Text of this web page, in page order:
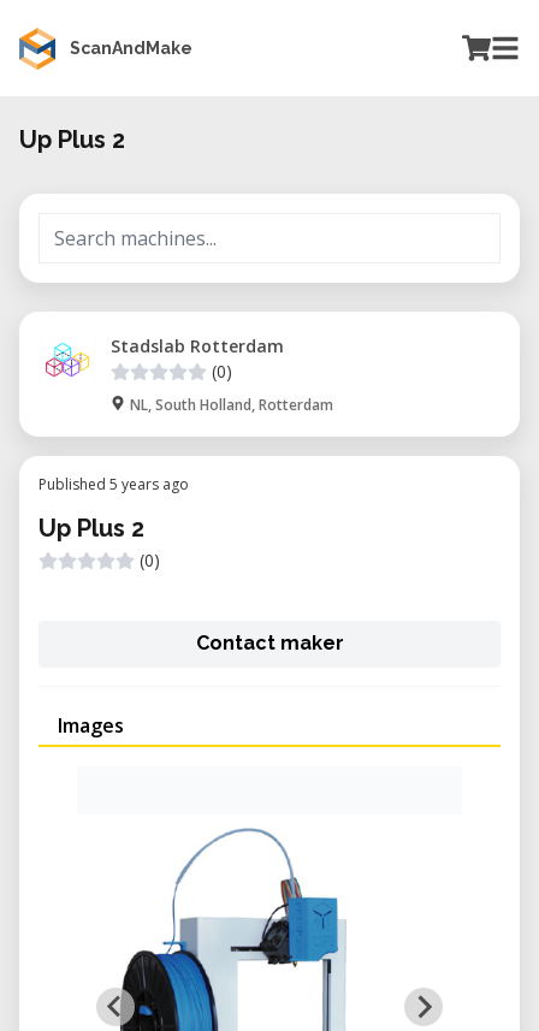
ScanAndMake
Up Plus 2
Stadslab Rotterdam
(0)
NL, South Holland, Rotterdam
Published 5 years ago
Up Plus 2
(0)
Contact maker
Images